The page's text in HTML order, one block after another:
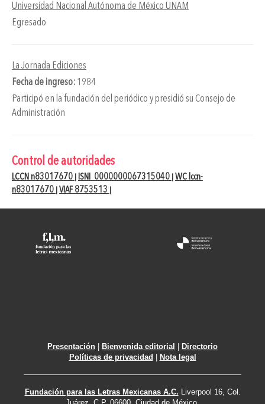
Universidad Nacional Autónoma de México UNAM
Egresado
La Jornada Ediciones
Fecha de ingreso: 1984
Participó en la fundación del periódico y presidió su Consejo de
Administración
Control de autoridades
LCCN n83017670 ISNI 0000000067315040 WC lccn-
n83017670 VIAF 8753513
Presentación Bienvenida editorial
Directorio
Políticas de privacidad
Nota legal
Fundación para las Letras Mexicanas A.C. Liverpool 16, Col.